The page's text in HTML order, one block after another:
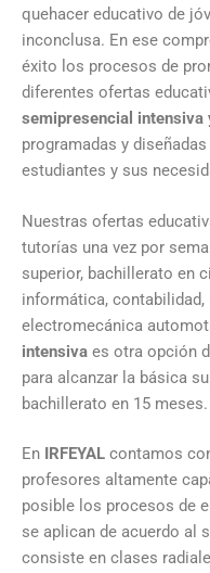
quehacer educativo de
inconclusa. En ese
éxito los procesos de
diferentes ofertas
semipresencial intensiva
programadas y
estudiantes y sus
Nuestras ofertas
tutorías una vez por
superior, bachillerato en
informática,
electromecánica
intensiva es otra opción
para alcanzar la básica
bachillerato en 15 meses.
En IRFEYAL contamos
profesores altamente
posible los procesos de
se aplican de acuerdo al
consiste en clases